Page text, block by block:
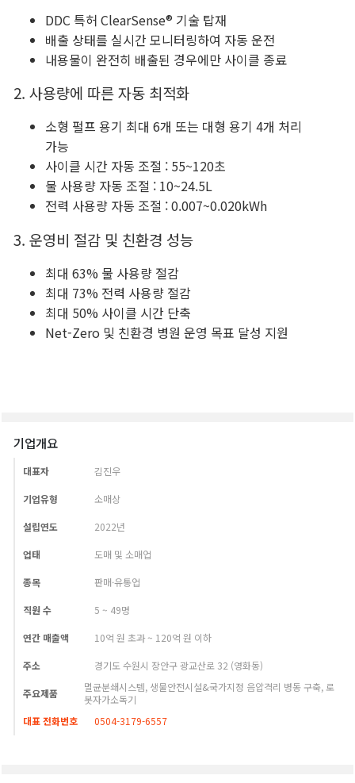
기업개요
대표자 김진우
기업유형 소매상
설립연도 2022년
업태 도매 및 소매업
종목 판매·유통업
직원 수 5 ~ 49명
연간 매출액 10억 원 초과 ~ 120억 원 이하
주소 경기도 수원시 장안구 광교산로 32 (영화동)
주요제품
멸균분쇄시스템, 생물안전시설&국가지정 음압격리 병동 구축, 로
봇자가소독기
대표 전화번호
0504-3179-6557